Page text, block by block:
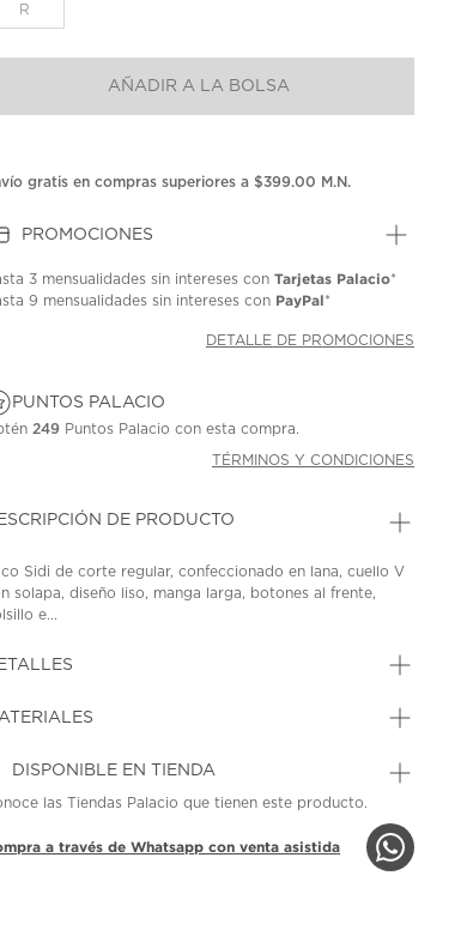
R
AÑADIR A LA BOLSA
gratis en compras superiores a $399.00 M.N.
PROMOCIONES
3 mensualidades sin intereses conTarjetas Palacio*
9 mensualidades sin intereses con PayPal*
DETALLE DE PROMOCIONES
PUNTOS PALACIO
249 Puntos Palacio con esta compra.
TÉRMINOS Y CONDICIONES
DE PRODUCTO
Sidi de corte regular, confeccionado en lana, cuello V
solapa, diseño liso, manga larga, botones al frente,
e...
DISPONIBLE EN TIENDA
las Tiendas Palacio que tienen este producto.
a través de Whatsapp con venta asistida